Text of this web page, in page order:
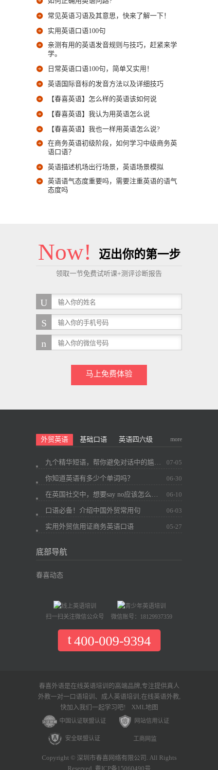
常见英语习语及其意思，快来了解一下！
实用英语口语100句
亲测有用的英语发音规则与技巧，赶紧来学
学。
日常英语口语100句，简单又实用！
英语国际音标的发音方法以及详细技巧
【春喜英语】怎么样的英语该如何说
【春喜英语】我认为用英语怎么说
【春喜英语】我也一样用英语怎么说?
在商务英语初级阶段，如何学习中级商务英
语口语？
英语描述机场出行场景，英语场景模拟
英语语气态度重要吗，需要注重英语的语气
态度吗
Now! 迈出你的第一步
领取一节免费试听课+测评诊断报告
马上免费体验
外贸英语 基础口语 英语四六级 more
九个精华短语，帮你避免对话中的尴尬~ 07-05
你知道英语有多少个单词吗？ 06-30
在英国社交中，想要say no应该怎么办？ 06-10
口语必备！介绍中国外贸常用句 06-03
实用外贸信用证商务英语口语 05-27
底部导航
春喜动态
扫一扫关注微信公众号 微信账号：18129937359
400-009-9394
春喜外语是在线英语培训的高端品牌,专注提供真人
外教一对一口语培训、成人英语培训;在线英语外教,
快加入我们一起学习吧! XML地图
中国认证联盟认证 网站信用认证
安全联盟认证 工商网监
Copyright © 深圳市春喜网络有限公司. All Rights
Reserved. 粤ICP备15060490号